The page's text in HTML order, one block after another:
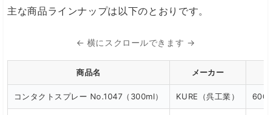
主な商品ラインナップは以下のとおりです。
← 横にスクロールできます →
商品名 メーカー
コンタクトスプレー No.1047（300ml） KURE（呉工業） 600